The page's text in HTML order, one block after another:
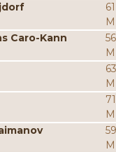
61
Caro-Kann
56
63
71
59